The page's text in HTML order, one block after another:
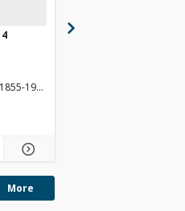
1927). Red.
More